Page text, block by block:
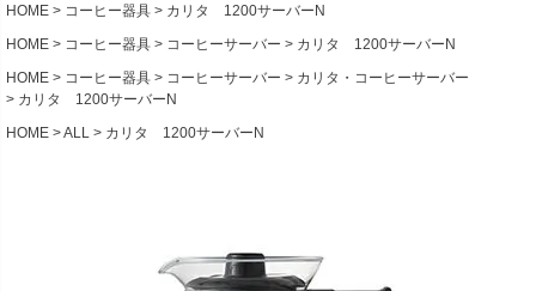
HOME コーヒー器具
カリタ 1200サーバーN
HOME
コーヒー器具 コーヒーサーバー
カリタ 1200サーバーN
HOME
コーヒー器具 コーヒーサーバー
カリタ・コーヒーサーバー
カリタ 1200サーバーN
HOME
ALL カリタ 1200サーバーN